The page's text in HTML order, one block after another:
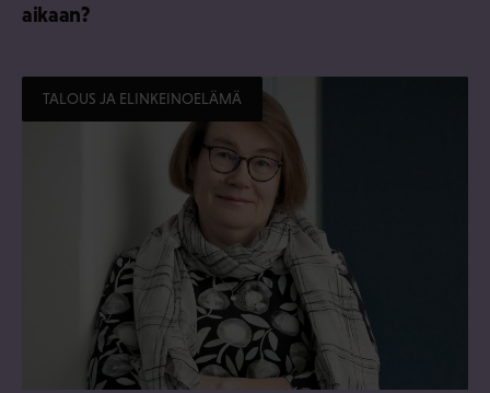
aikaan?
TALOUS JA ELINKEINOELÄMÄ